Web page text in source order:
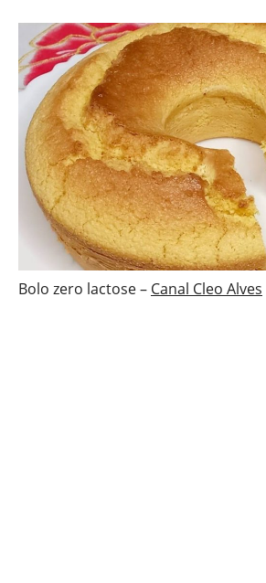
Bolo zero lactose – Canal Cleo Alves